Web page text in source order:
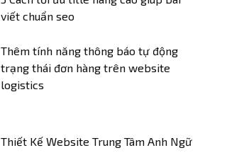
viết chuẩn seo
Thêm tính năng thông báo tự động
trạng thái đơn hàng trên website
logistics
Thiết Kế Website Trung Tâm Anh Ngữ